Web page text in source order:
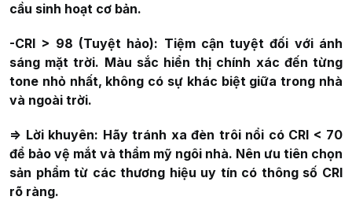
cầu sinh hoạt cơ bản.
-CRI > 98 (Tuyệt hảo): Tiệm cận tuyệt đối với ánh
sáng mặt trời. Màu sắc hiển thị chính xác đến từng
tone nhỏ nhất, không có sự khác biệt giữa trong nhà
và ngoài trời.
=> Lời khuyên: Hãy tránh xa đèn trôi nổi có CRI < 70
để bảo vệ mắt và thẩm mỹ ngôi nhà. Nên ưu tiên chọn
sản phẩm từ các thương hiệu uy tín có thông số CRI
rõ ràng.